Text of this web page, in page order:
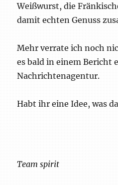
Weißwurst, die
damit echten Genuss
Mehr verrate ich noch
es bald in einem Bericht
Nachrichtenagentur.
Habt ihr eine Idee, was
Team spirit